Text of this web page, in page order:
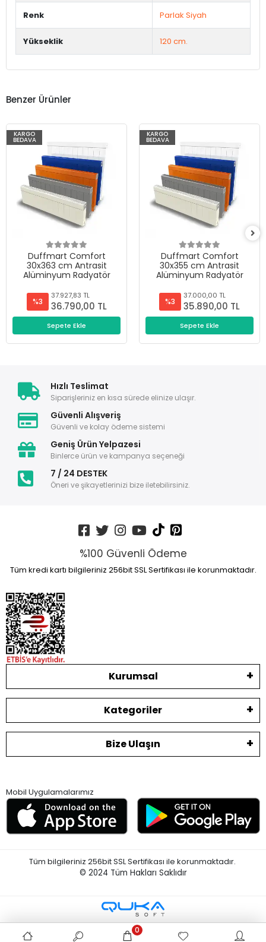
Renk Parlak Siyah
Yükseklik 120 cm.
Benzer Ürünler
KARGO
BEDAVA
Duffmart Comfort
30x363 cm Antrasit
Alüminyum Radyatör
%3
37.927,83 TL
36.790,00 TL
Sepete Ekle
KARGO
BEDAVA
Duffmart Comfort
30x355 cm Antrasit
Alüminyum Radyatör
%3
37.000,00 TL
35.890,00 TL
Sepete Ekle
Hızlı Teslimat
Siparişleriniz en kısa sürede elinize ulaşır.
Güvenli Alışveriş
Güvenli ve kolay ödeme sistemi
Geniş Ürün Yelpazesi
Binlerce ürün ve kampanya seçeneği
7 / 24 DESTEK
Öneri ve şikayetlerinizi bize iletebilirsiniz.
%100 Güvenli Ödeme
Tüm kredi kartı bilgileriniz 256bit SSL Sertifikası ile korunmaktadır.
Kurumsal
Kategoriler
Bize Ulaşın
Mobil Uygulamalarımız
Tüm bilgileriniz 256bit SSL Sertifikası ile korunmaktadır.
© 2024 Tüm Hakları Saklıdır
0